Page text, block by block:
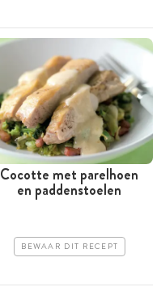
Cocotte met parelhoen
en paddenstoelen
BEWAAR DIT RECEPT